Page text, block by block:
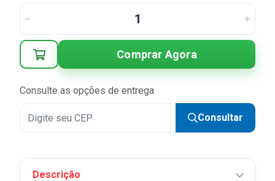
Comprar Agora
Consulte as opções de entrega
Consultar
Descrição